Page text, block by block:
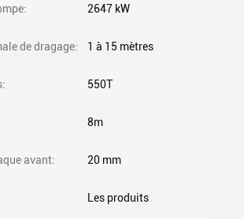
2647 kW
de dragage: 1 à 15 mètres
550T
8m
avant: 20 mm
Les produits